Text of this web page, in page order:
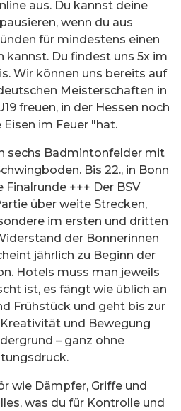
aus. Du kannst deine
wenn du aus
für mindestens einen
kannst. Du findest uns 5x im
Wir können uns bereits auf
Meisterschaften in
freuen, in der Hessen noch
Eisen im Feuer "hat.
sechs Badmintonfelder mit
Bis 22., in Bonn
+++ Der BSV
über weite Strecken,
im ersten und dritten
der Bonnerinnen
jährlich zu Beginn der
Hotels muss man jeweils
ist, es fängt wie üblich an
Frühstück und geht bis zur
und Bewegung
– ganz ohne
wie Dämpfer, Griffe und
was du für Kontrolle und